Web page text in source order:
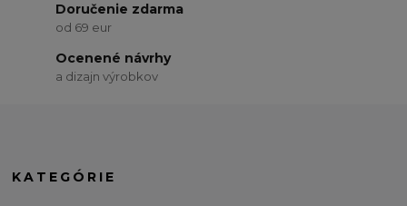
Doručenie zdarma
od 69 eur
Ocenené návrhy
a dizajn výrobkov
KATEGÓRIE